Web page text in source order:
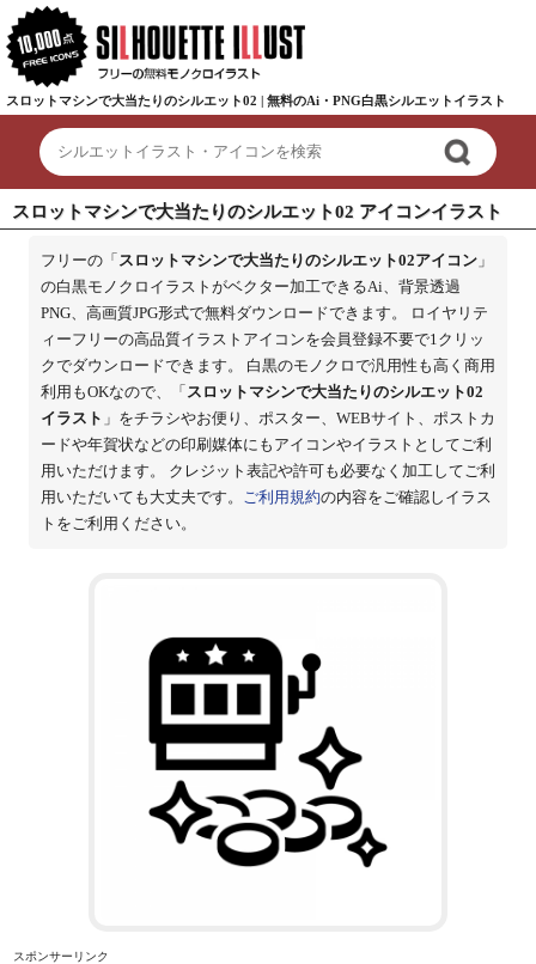
スロットマシンで大当たりのシルエット02 | 無料のAi・PNG白黒シルエットイラスト
スロットマシンで大当たりのシルエット02 アイコンイラスト
フリーの「 スロットマシンで大当たりのシルエット02アイコン」
の白黒モノクロイラストがベクター加工できるAi、背景透過
PNG、高画質JPG形式で無料ダウンロードできます。 ロイヤリテ
ィーフリーの高品質イラストアイコンを会員登録不要で1クリッ
クでダウンロードできます。 白黒のモノクロで汎用性も高く商用
利用もOKなので、「 スロットマシンで大当たりのシルエット02
イラスト 」をチラシやお便り、ポスター、WEBサイト、ポストカ
ードや年賀状などの印刷媒体にもアイコンやイラストとしてご利
用いただけます。 クレジット表記や許可も必要なく加工してご利
用いただいても大丈夫です。 ご利用規約の内容をご確認しイラス
トをご利用ください。
スポンサーリンク